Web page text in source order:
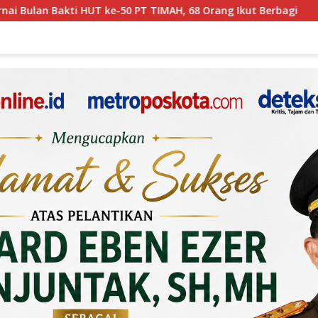
68 Orang Ikut Berbagi PT TIMAH Bangun Rumah